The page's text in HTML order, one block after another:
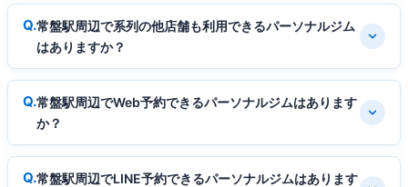
常盤駅周辺で系列の他店舗も利用できるパーソナルジム
はありますか？
常盤駅周辺でWeb予約できるパーソナルジムはあります
か？
常盤駅周辺でLINE予約できるパーソナルジムはあります